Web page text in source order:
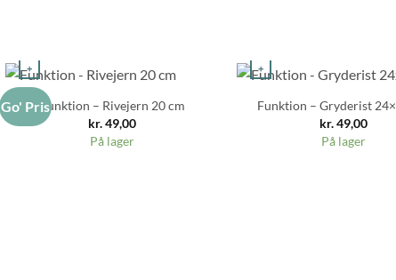
Go' Pris
+
Funktion – Rivejern 20 cm
kr.49,00
På lager
+
Funktion – Gryderist
kr.49,00
På lager